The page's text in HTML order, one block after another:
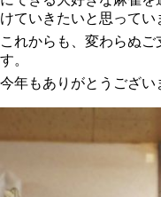
けていきたいと思ってい
これからも、変わらぬ
す。
今年もありがとうござい